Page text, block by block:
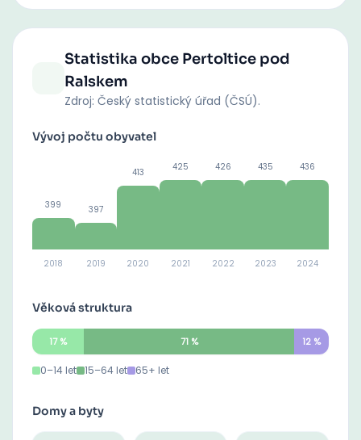
Statistika obce Pertoltice pod
Ralskem
Zdroj: Český statistický úřad (ČSÚ).
Vývoj počtu obyvatel
399
2018
397
2019
413
2020
425
2021
426
2022
435
2023
436
2024
Věková struktura
17% 71% 12%
0–14 let 15–64 let 65+ let
Domy a byty